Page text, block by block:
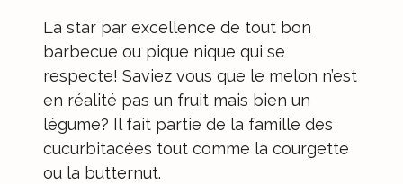
La star par excellence de tout bon
barbecue ou pique nique qui se
respecte! Saviez vous que le melon n’est
en réalité pas un fruit mais bien un
légume? Il fait partie de la famille des
cucurbitacées tout comme la courgette
ou la butternut.